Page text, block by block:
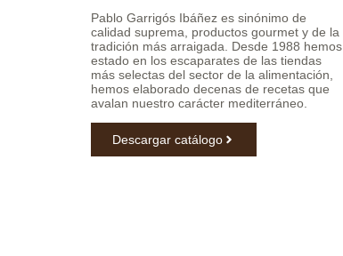
Pablo Garrigós Ibáñez es sinónimo de
calidad suprema, productos gourmet y de la
tradición más arraigada. Desde 1988 hemos
estado en los escaparates de las tiendas
más selectas del sector de la alimentación,
hemos elaborado decenas de recetas que
avalan nuestro carácter mediterráneo.
Descargar catálogo